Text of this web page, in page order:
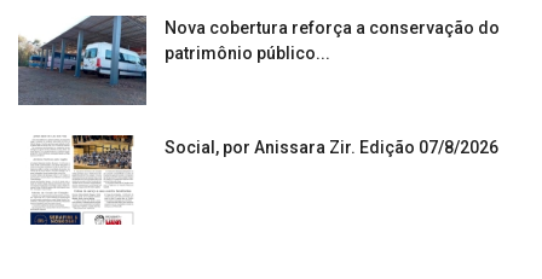
Nova cobertura reforça a conservação do
patrimônio público...
Social, por Anissara Zir. Edição 07/8/2026